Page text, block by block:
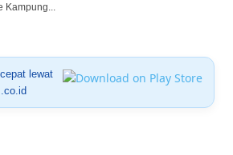
lewat